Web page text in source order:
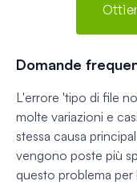
Domande
L'errore 'tipo di file
molte variazioni e
stessa causa
vengono poste più
questo problema per